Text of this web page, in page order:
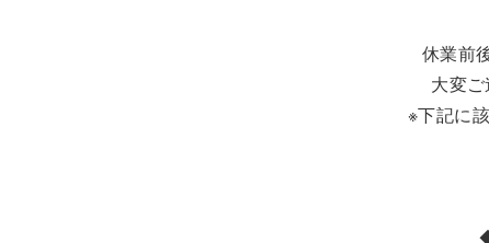
休業前
大変
※下記に
◆